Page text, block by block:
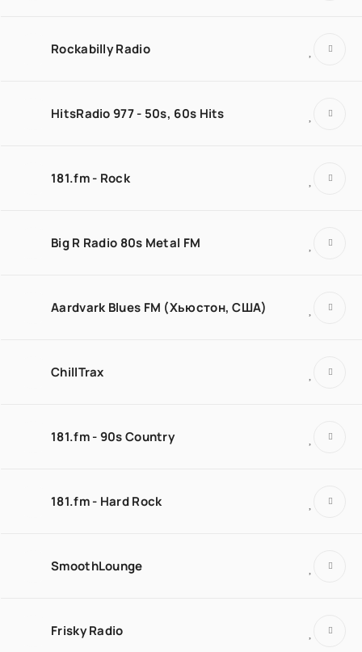
Rockabilly Radio
HitsRadio 977 - 50s, 60s Hits
181.fm - Rock
Big R Radio 80s Metal FM
Aardvark Blues FM (Хьюстон, США)
ChillTrax
181.fm - 90s Country
181.fm - Hard Rock
SmoothLounge
Frisky Radio